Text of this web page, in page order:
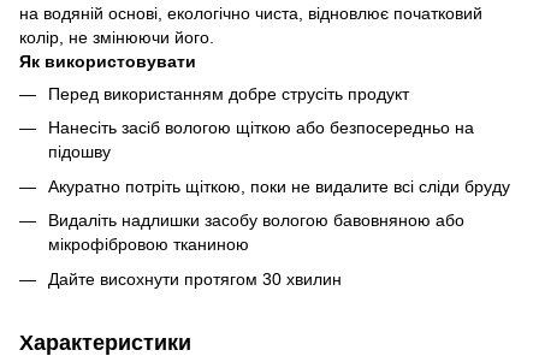
на водяній основі, екологічно чиста, відновлює початковий
колір, не змінюючи його.
Як використовувати
Перед використанням добре струсіть продукт
Нанесіть засіб вологою щіткою або безпосередньо на
підошву
Акуратно потріть щіткою, поки не видалите всі сліди бруду
Видаліть надлишки засобу вологою бавовняною або
мікрофібровою тканиною
Дайте висохнути протягом 30 хвилин
Характеристики